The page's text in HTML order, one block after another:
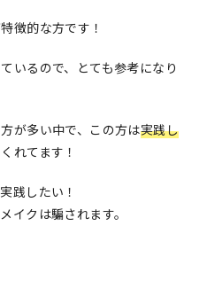
徴的な方です！
いるので、とても参考になり
が多い中で、この方は実践し
れてます！
践したい！
イクは騙されます。